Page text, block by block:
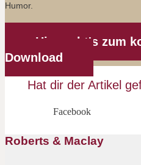
Humor.
Hier geht's zum
Download
Hat dir der Artikel
Facebook
Roberts & Maclay